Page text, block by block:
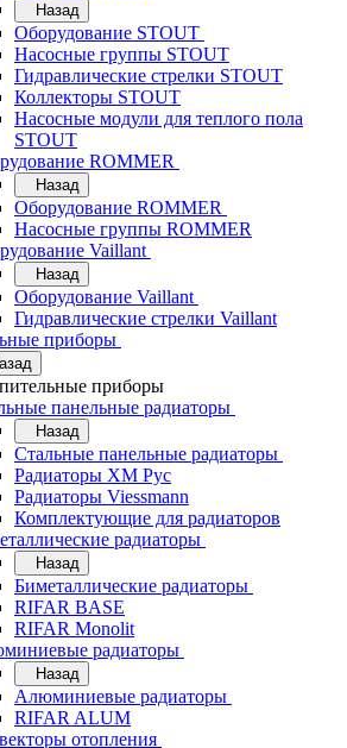
Назад
Оборудование STOUT
Насосные группы STOUT
Гидравлические стрелки STOUT
Коллекторы STOUT
Насосные модули для теплого пола
STOUT
ROMMER
Назад
Оборудование ROMMER
Насосные группы ROMMER
Vaillant
Назад
Оборудование Vaillant
Гидравлические стрелки Vaillant
приборы
приборы
панельные радиаторы
Назад
Стальные панельные радиаторы
Радиаторы ХМ Рус
Радиаторы Viessmann
Комплектующие для радиаторов
радиаторы
Назад
Биметаллические радиаторы
RIFAR BASE
RIFAR Monolit
радиаторы
Назад
Алюминиевые радиаторы
RIFAR ALUM
отопления